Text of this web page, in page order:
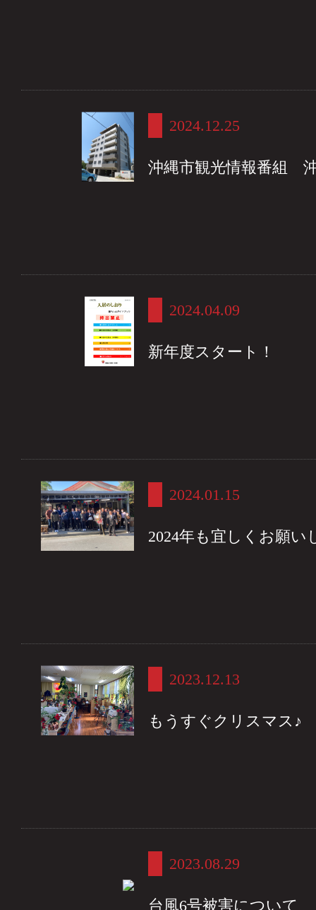
2024.12.25
沖縄市観光情報番組
2024.04.09
新年度スタート！
2024.01.15
2024年も宜しくお願い
2023.12.13
もうすぐクリスマス♪
2023.08.29
台風6号被害について